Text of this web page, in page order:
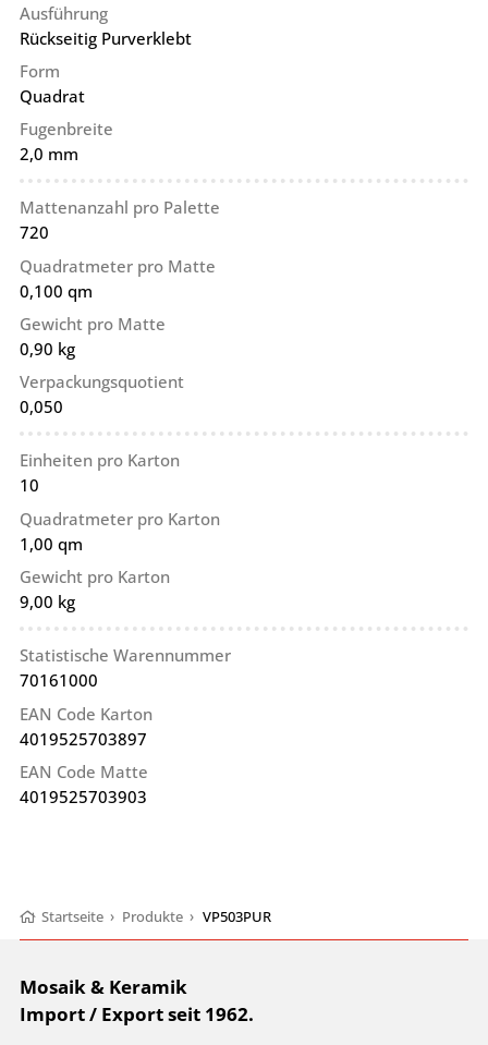
Ausführung
Rückseitig Purverklebt
Form
Quadrat
Fugenbreite
2,0 mm
Mattenanzahl pro Palette
720
Quadratmeter pro Matte
0,100 qm
Gewicht pro Matte
0,90 kg
Verpackungsquotient
0,050
Einheiten pro Karton
10
Quadratmeter pro Karton
1,00 qm
Gewicht pro Karton
9,00 kg
Statistische Warennummer
70161000
EAN Code Karton
4019525703897
EAN Code Matte
4019525703903
Startseite › Produkte › VP503PUR
Mosaik & Keramik
Import / Export seit 1962.